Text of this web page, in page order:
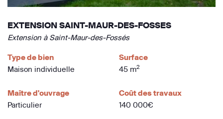
EXTENSION SAINT-MAUR-DES-FOSSES
Extension à Saint-Maur-des-Fossés
Type de bien
Maison individuelle
Surface
45 m2
Maître d'ouvrage
Particulier
Coût des travaux
140 000€